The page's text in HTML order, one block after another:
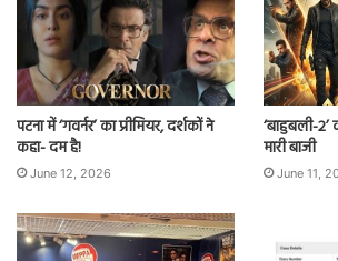
पटना में ‘गवर्नर’ का प्रीमियर, दर्शकों ने
कहा- दम है!
June 12, 2026
‘बाहुबली-2’
मारी बाजी
June 11,